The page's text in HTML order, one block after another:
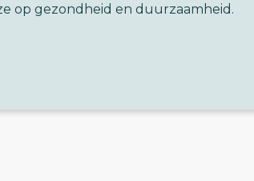
op gezondheid en duurzaamheid.